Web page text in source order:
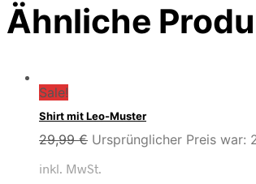
Ähnliche
Sale!
Shirt mit Leo-Muster
29,99€ Ursprünglicher Preis war:
inkl. MwSt.